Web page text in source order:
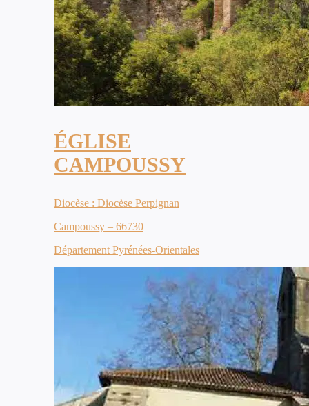
ÉGLISE
CAMPOUSSY
Diocèse : Diocèse Perpignan
Campoussy – 66730
Département Pyrénées-Orientales